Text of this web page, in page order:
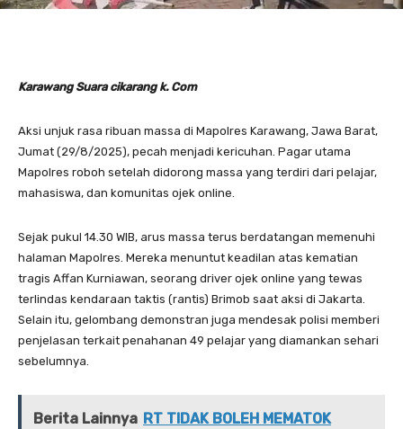
Karawang Suara cikarang k. Com
Aksi unjuk rasa ribuan massa di Mapolres Karawang, Jawa Barat,
Jumat (29/8/2025), pecah menjadi kericuhan. Pagar utama
Mapolres roboh setelah didorong massa yang terdiri dari pelajar,
mahasiswa, dan komunitas ojek online.
Sejak pukul 14.30 WIB, arus massa terus berdatangan memenuhi
halaman Mapolres. Mereka menuntut keadilan atas kematian
tragis Affan Kurniawan, seorang driver ojek online yang tewas
terlindas kendaraan taktis (rantis) Brimob saat aksi di Jakarta.
Selain itu, gelombang demonstran juga mendesak polisi memberi
penjelasan terkait penahanan 49 pelajar yang diamankan sehari
sebelumnya.
Berita Lainnya RT TIDAK BOLEH MEMATOK